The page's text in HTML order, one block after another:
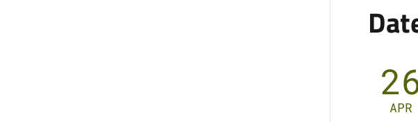
APR